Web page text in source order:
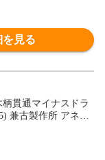
を見る
貫通マイナスドラ
兼古製作所 アネッ
【返品種別B】